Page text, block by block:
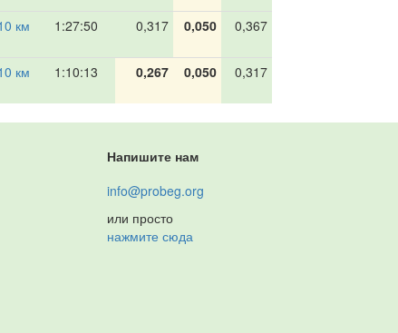
км 1:27:50 0,317 0,050 0,367
км 1:10:13 0,267 0,050 0,317
Напишите нам
info@probeg.org
или просто
нажмите сюда